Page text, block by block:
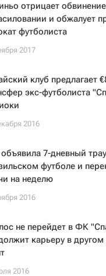
отрицает
и обжалует
футболиста
2017
клуб предлагает
экс-футболиста
2016
объявила 7-дневный
футболе и
на неделю
2016
не перейдет в ФК
карьеру в другом
2016